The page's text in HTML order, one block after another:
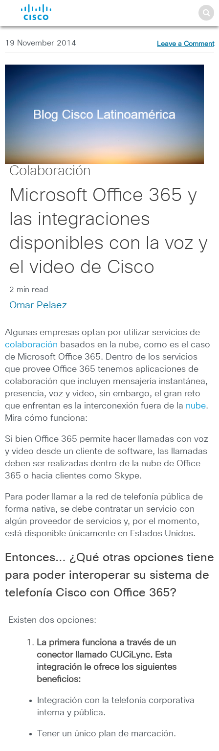
19 November 2014 Leave a Comment
Colaboración
Microsoft Office 365 y
las integraciones
disponibles con la voz y
el video de Cisco
2 min read
Omar Pelaez
Algunas empresas optan por utilizar servicios de
colaboración basados en la nube, como es el caso
de Microsoft Office 365. Dentro de los servicios
que provee Office 365 tenemos aplicaciones de
colaboración que incluyen mensajería instantánea,
presencia, voz y video, sin embargo, el gran reto
que enfrentan es la interconexión fuera de la nube.
Mira cómo funciona:
Si bien Office 365 permite hacer llamadas con voz
y video desde un cliente de software, las llamadas
deben ser realizadas dentro de la nube de Office
365 o hacia clientes como Skype.
Para poder llamar a la red de telefonía pública de
forma nativa, se debe contratar un servicio con
algún proveedor de servicios y, por el momento,
está disponible únicamente en Estados Unidos.
Entonces… ¿Qué otras opciones tiene
para poder interoperar su sistema de
telefonía Cisco con Office 365?
Existen dos opciones:
La primera funciona a través de un
conector llamado CUCiLync. Esta
integración le ofrece los siguientes
beneficios:
Integración con la telefonía corporativa
interna y pública.
Tener un único plan de marcación.